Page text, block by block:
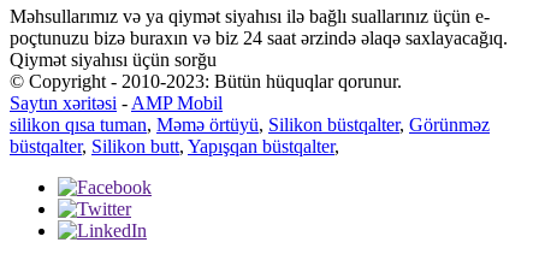
Məhsullarımız və ya qiymət siyahısı ilə bağlı suallarınız üçün e-
poçtunuzu bizə buraxın və biz 24 saat ərzində əlaqə saxlayacağıq.
Qiymət siyahısı üçün sorğu
© Copyright - 2010-2023: Bütün hüquqlar qorunur.
Saytın xəritəsi - AMP Mobil
silikon qısa tuman, Məmə örtüyü, Silikon büstqalter, Görünməz
büstqalter, Silikon butt, Yapışqan büstqalter,